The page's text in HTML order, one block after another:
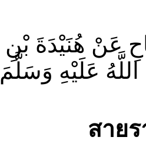
عَنْ هُنَيْدَةَ بْنِ
สายรายง